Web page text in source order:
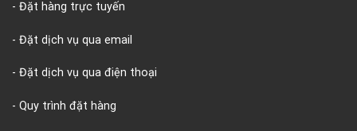
- Đặt hàng trực tuyến
- Đặt dịch vụ qua email
- Đặt dịch vụ qua điện thoại
- Quy trình đặt hàng